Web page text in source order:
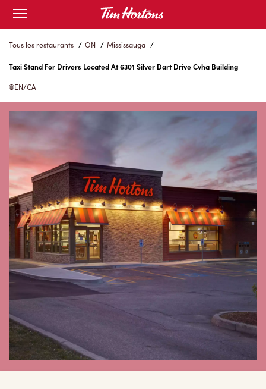
Skip
Content
Open
mobile
menu
Tous les restaurants / ON / Mississauga /
Taxi Stand For Drivers Located At 6301 Silver Dart Drive Cvha Building
EN/CA